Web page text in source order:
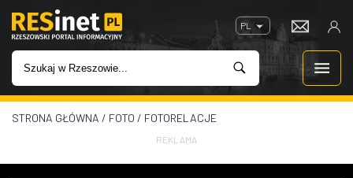
PL
WIADOMOŚCI
INWESTYCJE
STRONA GŁÓWNA / FOTO / FOTORELACJE
REKLAMA